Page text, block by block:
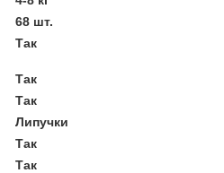
68 шт.
Так
Так
Так
Липучки
Так
Так